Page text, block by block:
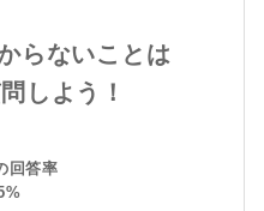
らないことは
しよう！
回答率
%